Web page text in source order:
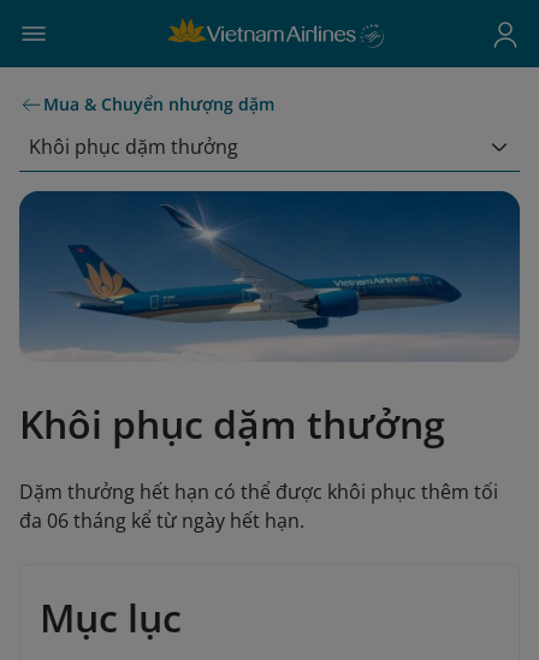
Mua & Chuyển nhượng dặm
Khôi phục dặm thưởng
Khôi phục dặm thưởng
Dặm thưởng hết hạn có thể được khôi phục thêm tối
đa 06 tháng kể từ ngày hết hạn.
Mục lục